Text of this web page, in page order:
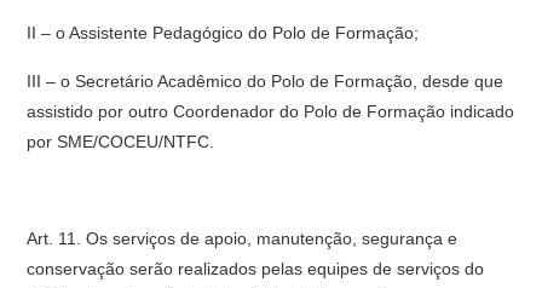
II – o Assistente Pedagógico do Polo de Formação;
III – o Secretário Acadêmico do Polo de Formação, desde que
assistido por outro Coordenador do Polo de Formação indicado
por SME/COCEU/NTFC.
Art. 11. Os serviços de apoio, manutenção, segurança e
conservação serão realizados pelas equipes de serviços do